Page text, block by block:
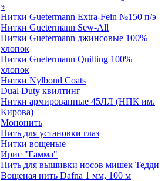
э
Нитки Guetermann Extra-Fein №150 п/э
Нитки Guetermann Sew-All
Нитки Guetermann джинсовые 100%
хлопок
Нитки Guetermann Quilting 100%
хлопок
Нитки Nylbond Coats
Dual Duty квилтинг
Нитки армированные 45ЛЛ (НПК им.
Кирова)
Мононить
Нить для установки глаз
Нитки вощеные
Ирис "Гамма"
Нить для вышивки носов мишек Тедди
Вощеная нить Dafna 1 мм, 100 м